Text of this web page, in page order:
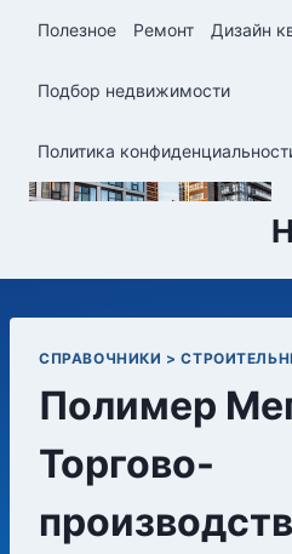
содержимому
Полезное Ремонт Дизайн
Подбор недвижимости
Политика
СПРАВОЧНИКИ >
Полимер
Торгово-